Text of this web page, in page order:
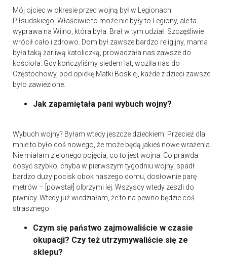
Mój ojciec w okresie przed wojną był w Legionach
Piłsudskiego. Właściwie to może nie były to Legiony, ale ta
wyprawa na Wilno, która była. Brał w tym udział. Szczęśliwie
wrócił cało i zdrowo. Dom był zawsze bardzo religijny, mama
była taką żarliwą katoliczką, prowadzała nas zawsze do
kościoła. Gdy kończyliśmy siedem lat, woziła nas do
Częstochowy, pod opiekę Matki Boskiej, każde z dzieci zawsze
było zawiezione.
Jak zapamiętała pani wybuch wojny?
Wybuch wojny? Byłam wtedy jeszcze dzieckiem. Przecież dla
mnie to było coś nowego, że może będą jakieś nowe wrażenia.
Nie miałam zielonego pojęcia, co to jest wojna. Co prawda
dosyć szybko, chyba w pierwszym tygodniu wojny, spadł
bardzo duży pocisk obok naszego domu, dosłownie parę
metrów – [powstał] olbrzymi lej. Wszyscy wtedy zeszli do
piwnicy. Wtedy już wiedziałam, że to na pewno będzie coś
strasznego.
Czym się państwo zajmowaliście w czasie
okupacji? Czy też utrzymywaliście się ze
sklepu?